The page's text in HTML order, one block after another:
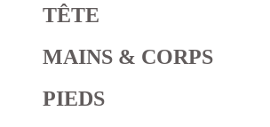
TÊTE
MAINS & CORPS
PIEDS